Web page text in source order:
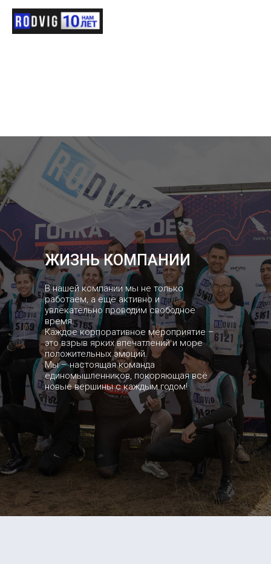
ЖИЗНЬ КОМПАНИИ
В нашей компании мы не только
работаем, а ещё активно и
увлекательно проводим свободное
время.
Каждое корпоративное мероприятие –
это взрыв ярких впечатлений и море
положительных эмоций.
Мы – настоящая команда
единомышленников, покоряющая всё
новые вершины с каждым годом!